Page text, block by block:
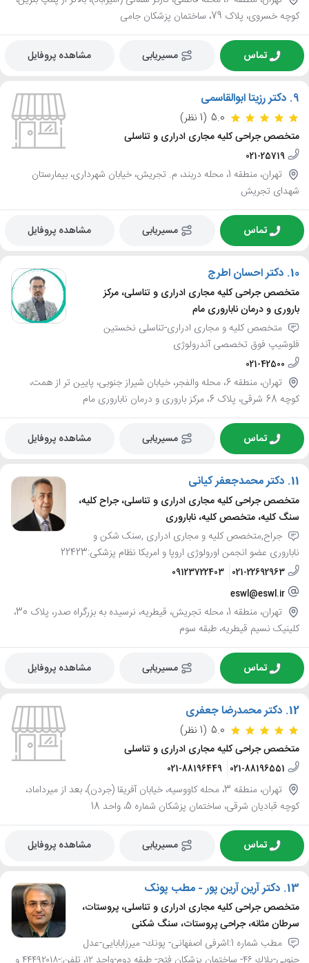
کوچه خسروی، پلاک 79، ساختمان پزشکان جامی
تماس مسیریابی مشاهده پروفایل
9. دکتر رزیتا ابوالقاسمی
5.0 (1 نظر)
متخصص جراحی کلیه مجاری ادراری و تناسلی
021-25719
تهران، منطقه 1، محله دربند، م. تجریش، خیابان شهرداری، بیمارستان
شهدای تجریش
تماس مسیریابی مشاهده پروفایل
10. دکتر احسان اطرج
متخصص جراحی کلیه مجاری ادراری و تناسلی، مرکز
باروری و درمان ناباروری مام
متخصص کلیه و مجاری ادراری-تناسلی نخستین
فلوشیپ فوق تخصصی آندرولوژی
021-42500
تهران، منطقه 6، محله والفجر، خیابان شیراز جنوبی، پایین تر از همت،
کوچه 68 شرقی، پلاک 6، مرکز باروری و درمان ناباروری مام
تماس مسیریابی مشاهده پروفایل
11. دکتر محمدجعفر کیانی
متخصص جراحی کلیه مجاری ادراری و تناسلی، جراح کلیه،
سنگ کلیه، متخصص کلیه، ناباروری
جراح,متخصص کلیه و مجاری ادراری ,سنک شکن و
ناباروری عضو انجمن اورولوژی اروپا و امریکا نظام پزشکی:22423
021-22692963
09123722403
eswl@eswl.ir
تهران، منطقه 1، محله تجریش، قیطریه، نرسیده به بزرگراه صدر، پلاک 30،
کلینیک نسیم قیطریه، طبقه سوم
تماس مسیریابی مشاهده پروفایل
12. دکتر محمدرضا جعفری
5.0 (1 نظر)
متخصص جراحی کلیه مجاری ادراری و تناسلی
021-88196551
021-88196449
تهران، منطقه 3، محله کاووسیه، خیابان آفریقا (جردن)، بعد از میرداماد،
کوچه قبادیان شرقی، ساختمان پزشکان شماره 5، واحد 18
تماس مسیریابی مشاهده پروفایل
13. دکتر آرین آرین پور - مطب پونک
متخصص جراحی کلیه مجاری ادراری و تناسلی، پروستات،
سرطان مثانه، جراحی پروستات، سنگ شکنی
مطب شماره 1:اشرفى اصفهانى- پونك- ميرزابابايى-عدل